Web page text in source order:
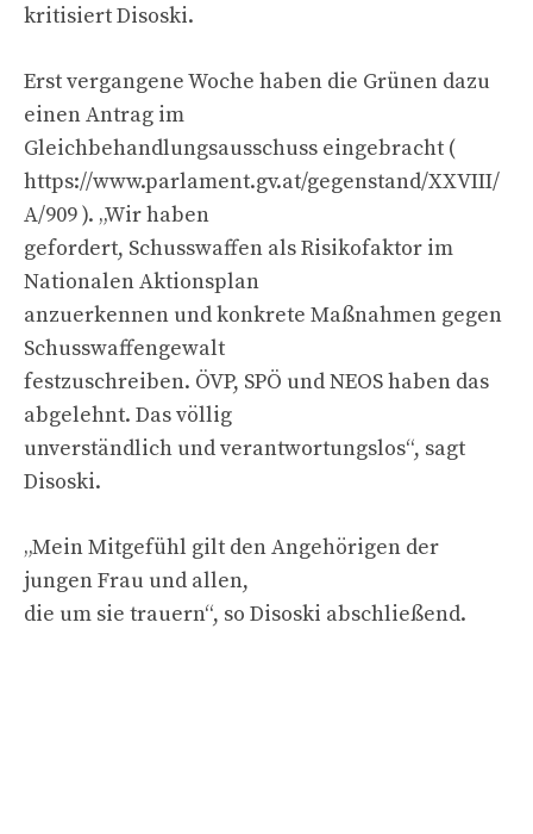
kritisiert Disoski.
Erst vergangene Woche haben die Grünen dazu
einen Antrag im
Gleichbehandlungsausschuss eingebracht (
https://www.parlament.gv.at/gegenstand/XXVIII/
A/909 ). „Wir haben
gefordert, Schusswaffen als Risikofaktor im
Nationalen Aktionsplan
anzuerkennen und konkrete Maßnahmen gegen
Schusswaffengewalt
festzuschreiben. ÖVP, SPÖ und NEOS haben das
abgelehnt. Das völlig
unverständlich und verantwortungslos“, sagt
Disoski.
„Mein Mitgefühl gilt den Angehörigen der
jungen Frau und allen,
die um sie trauern“, so Disoski abschließend.